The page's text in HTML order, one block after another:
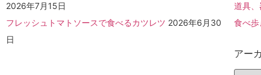
2026年7月15日
フレッシュトマトソースで食べるカツレツ 2026年6月30
日
道具、
食べ歩
アー